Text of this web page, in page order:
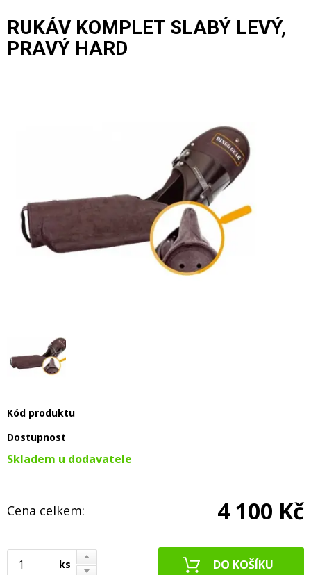
RUKÁV KOMPLET SLABÝ LEVÝ,
PRAVÝ HARD
Kód produktu
Dostupnost
Skladem u dodavatele
Cena celkem: 4 100 Kč
ks